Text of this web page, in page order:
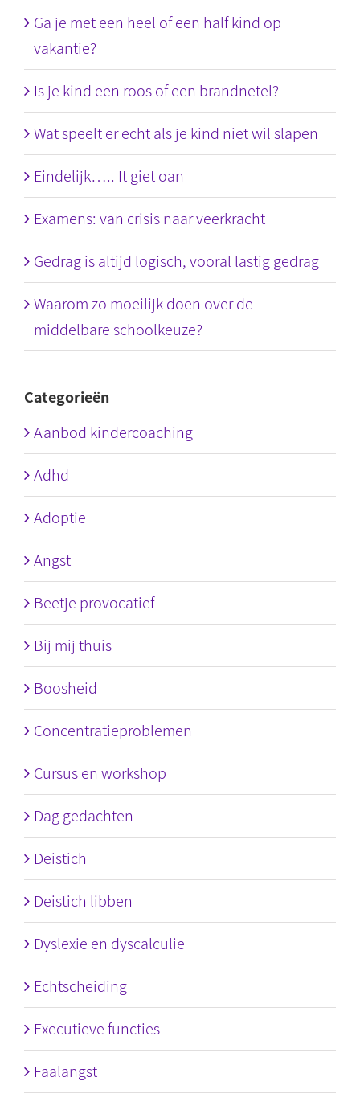
Ga je met een heel of een half kind op
vakantie?
Is je kind een roos of een brandnetel?
Wat speelt er echt als je kind niet wil slapen
Eindelijk….. It giet oan
Examens: van crisis naar veerkracht
Gedrag is altijd logisch, vooral lastig gedrag
Waarom zo moeilijk doen over de
middelbare schoolkeuze?
Categorieën
Aanbod kindercoaching
Adhd
Adoptie
Angst
Beetje provocatief
Bij mij thuis
Boosheid
Concentratieproblemen
Cursus en workshop
Dag gedachten
Deistich
Deistich libben
Dyslexie en dyscalculie
Echtscheiding
Executieve functies
Faalangst